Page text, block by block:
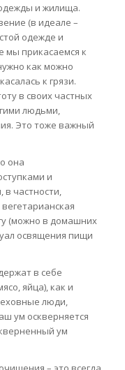
и жилища.
(в идеале –
одежде и
мы прикасаемся к
как можно
к грязи.
в своих частных
людьми,
Это тоже важный
она
и
в частности,
(можно в домашних
освящения пищи
в себе
яйца), как и
люди,
ум оскверняется
ум